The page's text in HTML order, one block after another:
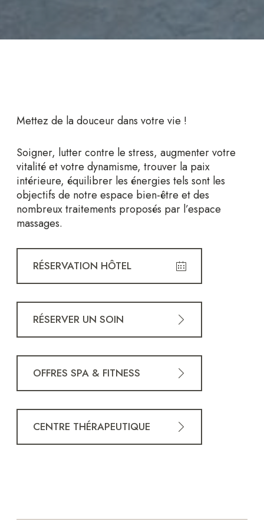
Mettez de la douceur dans votre vie !
Soigner, lutter contre le stress, augmenter votre
vitalité et votre dynamisme, trouver la paix
intérieure, équilibrer les énergies tels sont les
objectifs de notre espace bien-être et des
nombreux traitements proposés par l’espace
massages.
RÉSERVATION HÔTEL
RÉSERVER UN SOIN
OFFRES SPA & FITNESS
CENTRE THÉRAPEUTIQUE